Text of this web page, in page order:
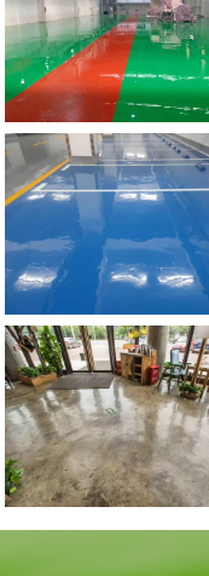
郑
州
市
政
委
停
车
场
防
坡
环氧复古地坪